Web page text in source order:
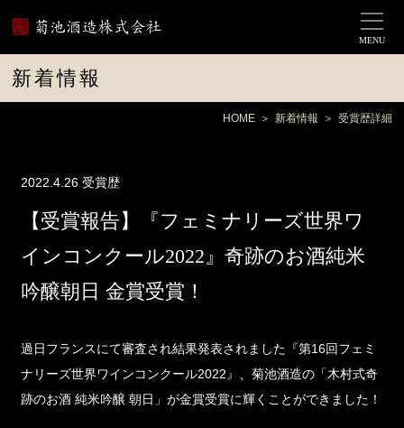
MENU
新着情報
HOME 新着情報 受賞歴詳細
2022.4.26受賞歴
【受賞報告】『フェミナリーズ世界ワ
インコンクール2022』奇跡のお酒純米
吟醸朝日 金賞受賞！
過日フランスにて審査され結果発表されました『第16回フェミ
ナリーズ世界ワインコンクール2022』、菊池酒造の「木村式奇
跡のお酒 純米吟醸 朝日」が金賞受賞に輝くことができました！